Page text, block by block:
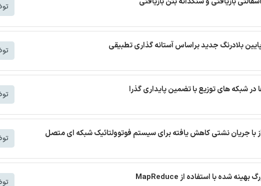
با جریان نشتی کاهش یافته برای سیستم فوتوولتائیک شبکه ای متصل